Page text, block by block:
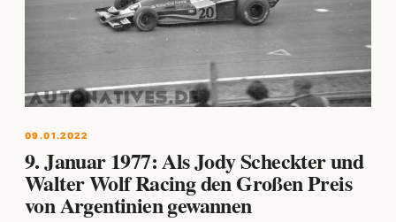
09.01.2022
9. Januar 1977: Als Jody Scheckter und
Walter Wolf Racing den Großen Preis
von Argentinien gewannen